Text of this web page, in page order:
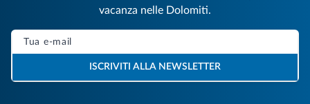
vacanza nelle Dolomiti.
ISCRIVITI ALLA NEWSLETTER